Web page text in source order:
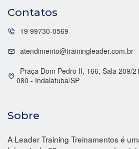
Contatos
19 99730-0569
atendimento@trainingleader.com.br
Praça Dom Pedro II, 166, Sala 209/
080 - Indaiatuba/SP
Sobre
A Leader Training Treinamentos é